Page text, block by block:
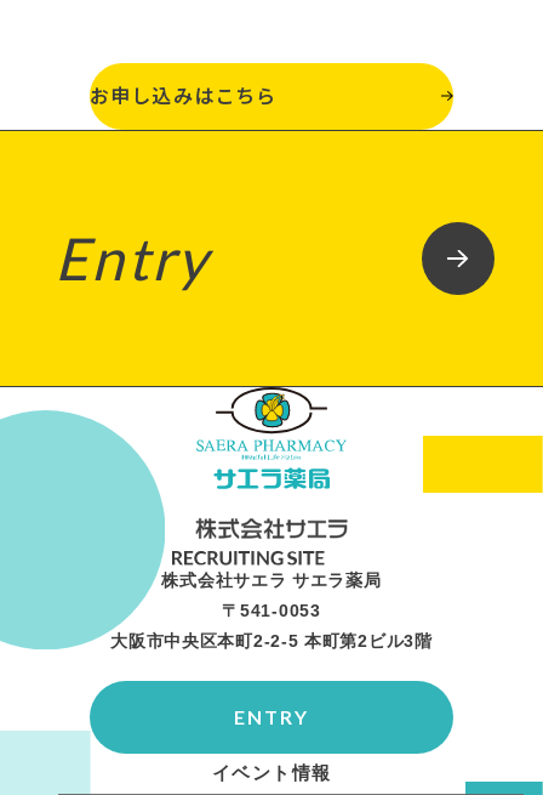
お申し込みはこちら
Entry
株式会社サエラ サエラ薬局
〒541-0053
大阪市中央区本町2-2-5 本町第2ビル3階
イベント情報
ENTRY